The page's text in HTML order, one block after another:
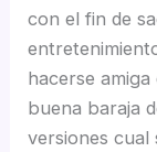
con el fin de
hacerse
buena baraja
versiones cual